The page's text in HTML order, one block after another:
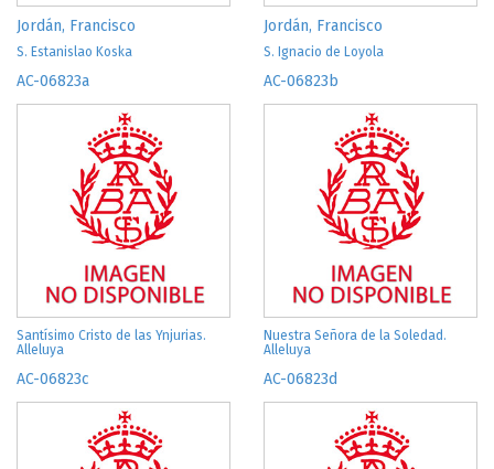
Jordán, Francisco
S. Estanislao Koska
Jordán, Francisco
S. Ignacio de Loyola
AC-06823a
Santísimo Cristo de las Ynjurias.
Alleluya
AC-06823b
Nuestra Señora de la Soledad.
Alleluya
AC-06823c AC-06823d